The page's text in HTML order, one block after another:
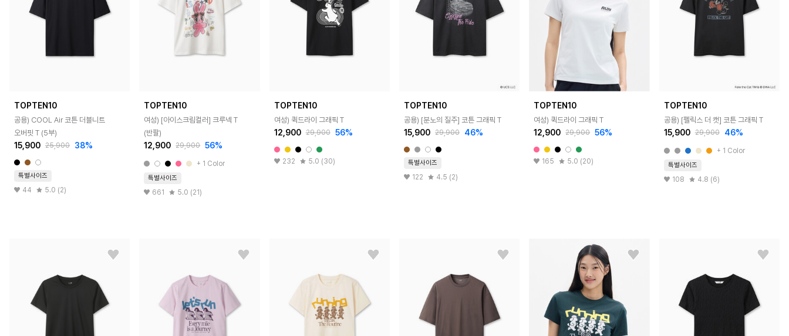
TOPTEN10
공용) COOL Air 코튼 더블니트
오버핏 T (5부)
15,900 25,900 38%
특별사이즈
44 5.0 (2)
TOPTEN10
여성) [아이스크림컬러] 크루넥 T
(반팔)
12,900 29,900 56%
+ 1 Color
특별사이즈
661 5.0 (21)
TOPTEN10
여성) 퀵드라이 그래픽 T
12,900 29,900 56%
232 5.0 (30)
TOPTEN10
공용) [분노의 질주] 코튼 그래픽 T
15,900 29,900 46%
특별사이즈
122 4.5 (2)
TOPTEN10
여성) 퀵드라이 그래픽 T
12,900 29,900 56%
165 5.0 (20)
TOPTEN10
공용) [펠릭스 더 캣] 코튼 그래픽 T
15,900 29,900 46%
+ 1 Color
특별사이즈
108 4.8 (6)